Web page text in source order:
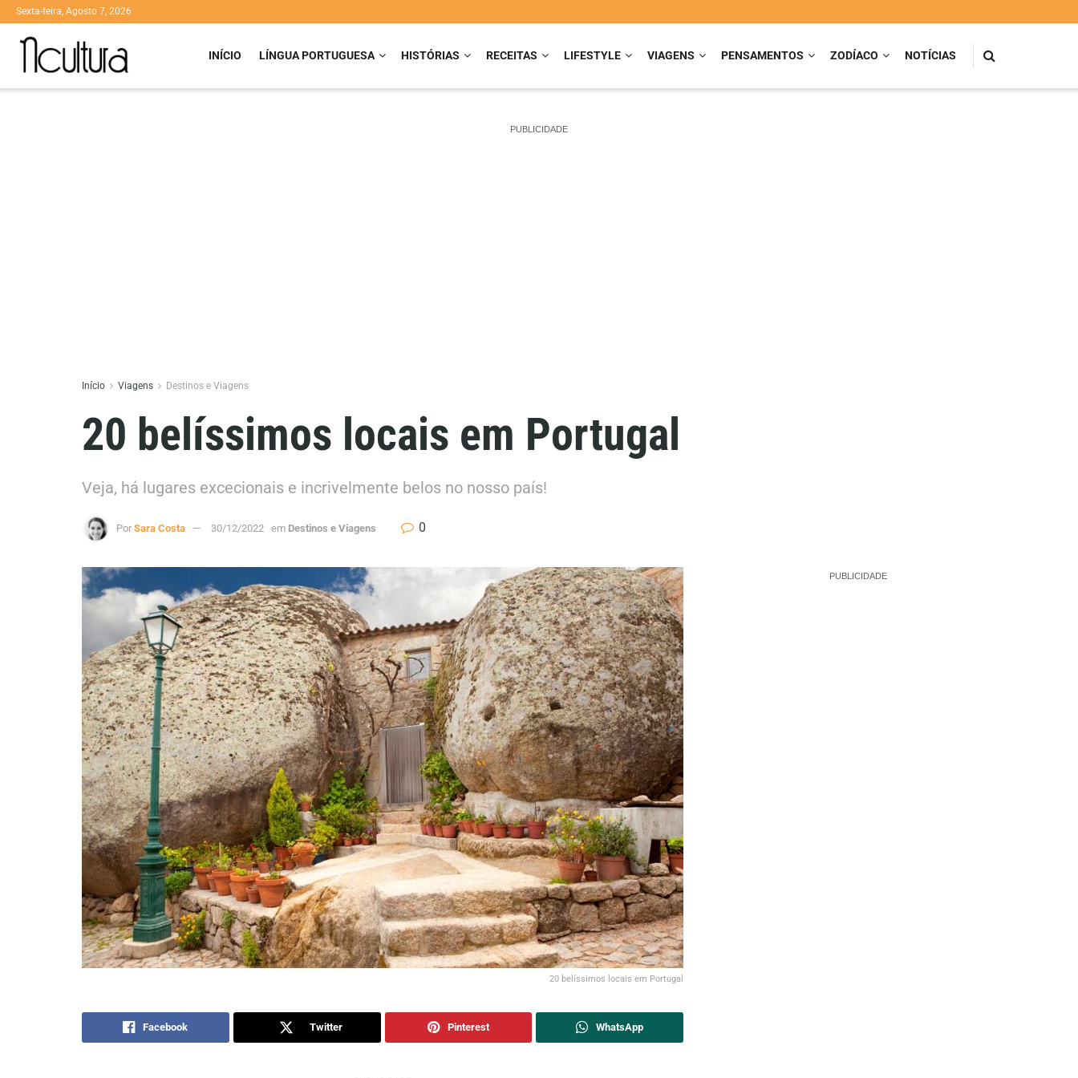
Sexta-feira, Agosto 7, 2026
INÍCIO LÍNGUA PORTUGUESA HISTÓRIAS RECEITAS LIFESTYLE VIAGENS PENSAMENTOS ZODÍACO NOTÍCIAS
PUBLICIDADE
Início Viagens Destinos e Viagens
20 belíssimos locais em Portugal
Veja, há lugares excecionais e incrivelmente belos no nosso país!
Por Sara Costa 30/12/2022 em Destinos e Viagens 0
20 belíssimos locais em Portugal
Facebook Twitter Pinterest WhatsApp
PUBLICIDADE